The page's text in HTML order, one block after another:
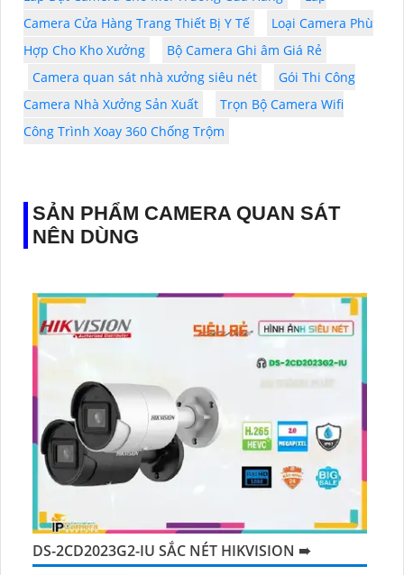
Camera Cửa Hàng Trang Thiết Bị Y Tế
Loại Camera Phù
Hợp Cho Kho Xưởng
Bộ Camera Ghi âm Giá Rẻ
Camera quan sát nhà xưởng siêu nét
Gói Thi Công
Camera Nhà Xưởng Sản Xuất
Trọn Bộ Camera Wifi
Công Trình Xoay 360 Chống Trộm
SẢN PHẨM CAMERA QUAN SÁT
NÊN DÙNG
DS-2CD2023G2-IU SẮC NÉT HIKVISION ➠